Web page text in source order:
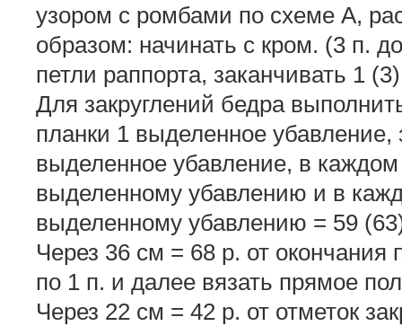
узором с ромбами по схеме А,
образом: начинать с кром. (3 п.
петли раппорта, заканчивать 1
Для закруглений бедра
планки 1 выделенное
выделенное убавление, в
выделенному убавлению и в
выделенному убавлению = 59
Через 36 см = 68 р. от окончания
по 1 п. и далее вязать прямое
Через 22 см = 42 р. от отметок